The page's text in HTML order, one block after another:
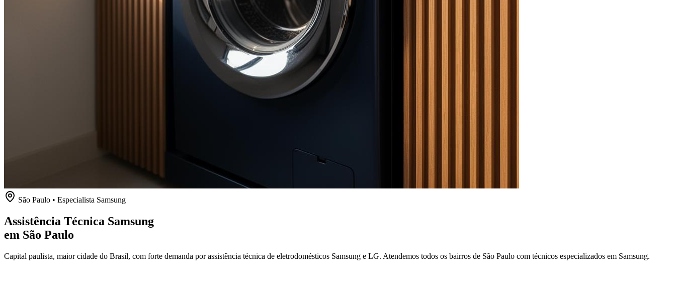
São Paulo • Especialista Samsung
Assistência Técnica Samsung
em São Paulo
Capital paulista, maior cidade do Brasil, com forte demanda por assistência técnica de eletrodomésticos Samsung e LG. Atendemos todos os bairros de São Paulo com técnicos especializados em Samsung.